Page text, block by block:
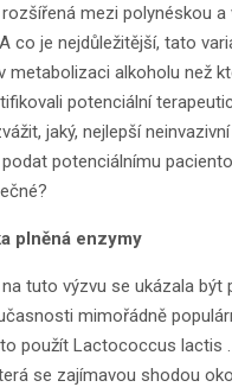
rozšířená mezi polynéskou
co je nejdůležitější, tato
metabolizaci alkoholu než
potenciální
jaký, nejlepší
potenciálnímu
plněná enzymy
tuto výzvu se ukázala být
mimořádně
použít Lactococcus lactis
se zajímavou shodou